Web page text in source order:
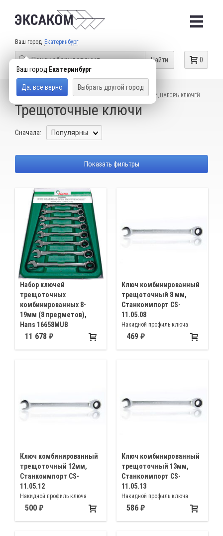
Ваш город Екатеринбург
Ваш город Екатеринбург
Да, все верно Выбрать другой город
0
Найти
КАТАЛОГ ТОВАРОВ СЛЕСАРНЫЙ ИНСТРУМЕНТ КЛЮЧИ, НАБОРЫ КЛЮЧЕЙ
Сначала:
Трещоточные ключи
Показать фильтры
Набор ключей
трещоточных
комбинированных 8-
19мм (8 предметов),
Hans 16658MUB
Комплект комбинированных
11 678
Ключ комбинированный
трещоточный 8 мм,
Станкоимпорт CS-
11.05.08
Накидной профиль ключа
имеет 72 зубый трещоточный
469
Ключ комбинированный
трещоточный 12мм,
Станкоимпорт CS-
11.05.12
Накидной профиль ключа
имеет 72 зубый трещоточный
500
Ключ комбинированный
трещоточный 13мм,
Станкоимпорт CS-
11.05.13
Накидной профиль ключа
имеет 72 зубый трещоточный
586